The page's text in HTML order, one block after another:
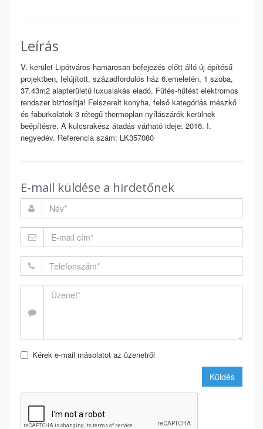
Leírás
V. kerület Lipótváros-hamarosan befejezés előtt álló új építésű
projektben, felújított, századfordulós ház 6.emeletén, 1 szoba,
37.43m2 alapterületű luxuslakás eladó. Fűtés-hűtést elektromos
rendszer biztosítja! Felszerelt konyha, felső kategóriás mészkő
és faburkolatok 3 rétegű thermoplan nyílászárók kerülnek
beépítésre. A kulcsrakész átadás várható ideje: 2016. I.
negyedév. Referencia szám: LK357080
E-mail küldése a hirdetőnek
Kérek e-mail másolatot az üzenetről
Küldés